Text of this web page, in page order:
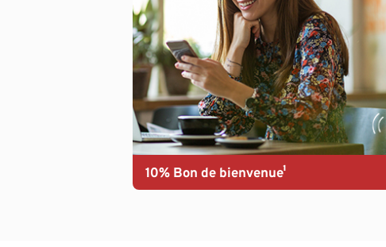
10% Bon de bienvenue¹